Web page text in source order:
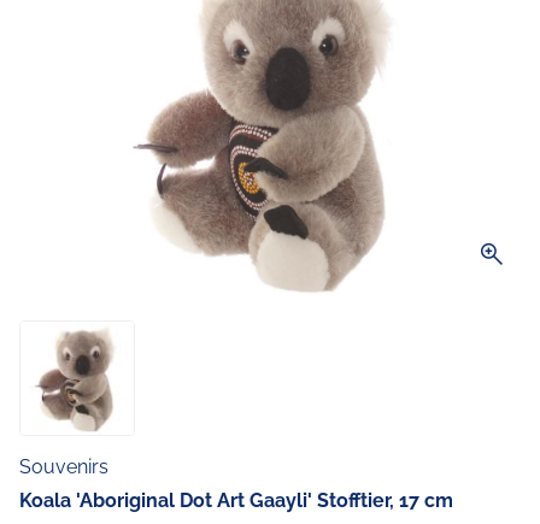
zoom_in
Souvenirs
Koala 'Aboriginal Dot Art Gaayli' Stofftier, 17 cm